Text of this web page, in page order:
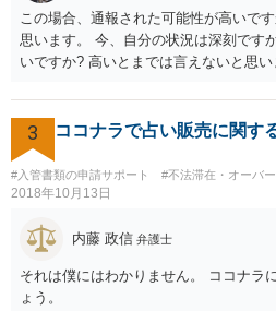
この場合、通報された可能性が高いで
思います。 今、自分の状況は深刻です
いですか? 高いとまでは言えないと思
たりでしょうか。
3 ココナラで占い販売に関す
#入管書類の申請サポート #不法滞在・オーバ
2018年10月13日
内藤 政信 弁護士
それは僕にはわかりません。 ココナラ
ょう。